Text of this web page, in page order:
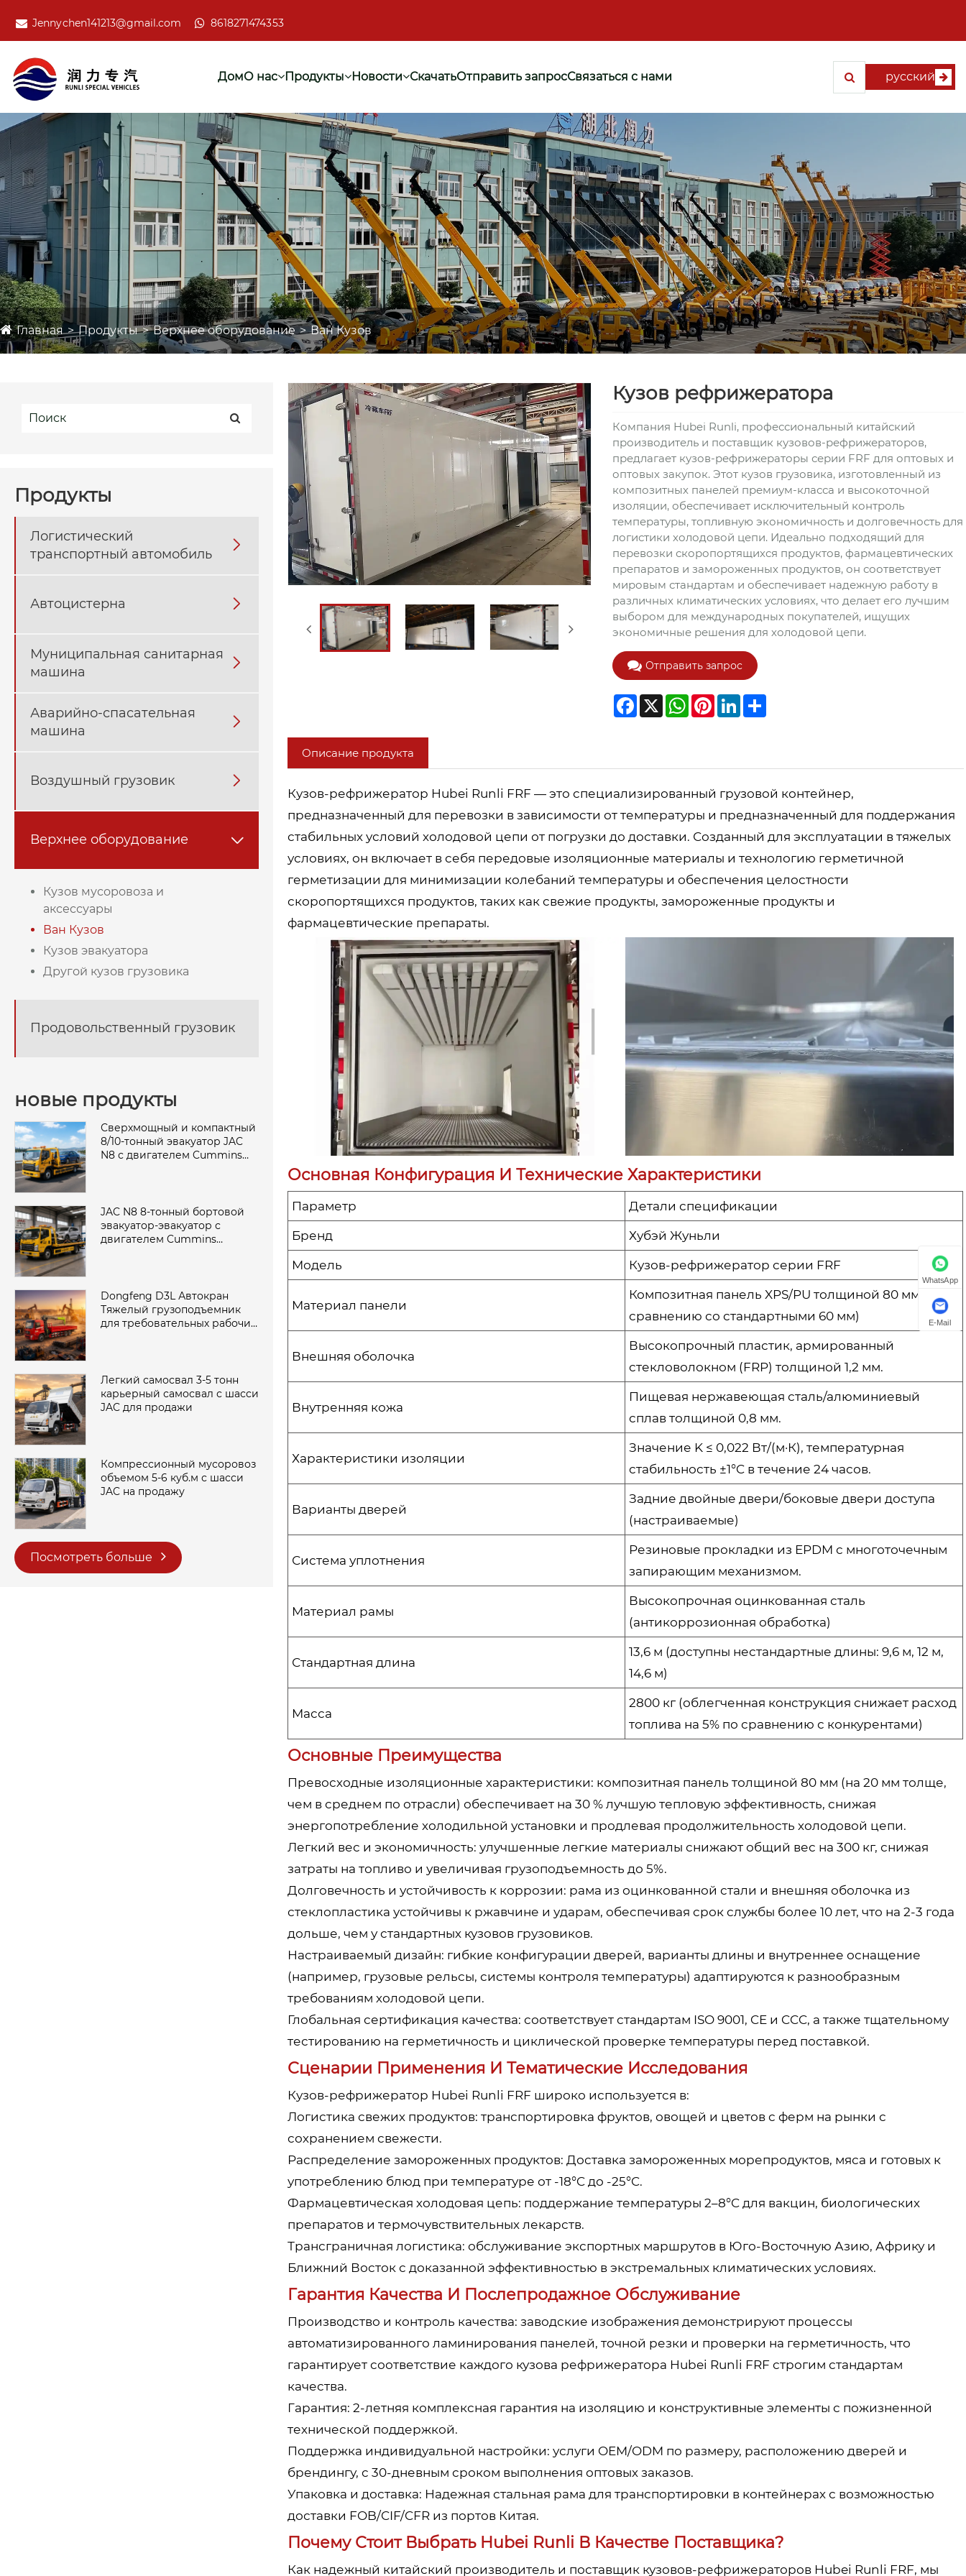
Jennychen141213@gmail.com 8618271474353
ДомО нас Продукты Новости СкачатьОтправить запросСвязаться с нами русский
Главная Продукты Верхнее оборудование Ван Кузов
Продукты
Логистический
транспортный автомобиль

Автоцистерна 
Муниципальная санитарная
машина

Аварийно-спасательная
машина

Воздушный грузовик 
Верхнее оборудование 
Кузов мусоровоза и
аксессуары
Ван Кузов
Кузов эвакуатора
Другой кузов грузовика
Продовольственный грузовик
новые продукты
Сверхмощный и компактный
8/10-тонный эвакуатор JAC
N8 с двигателем Cummins
JAC N8 8-тонный бортовой
эвакуатор-эвакуатор с
двигателем Cummins
Dongfeng D3L Автокран
Тяжелый грузоподъемник
для требовательных рабочих
Легкий самосвал 3-5 тонн
карьерный самосвал с шасси
JAC для продажи
Компрессионный мусоровоз
объемом 5-6 куб.м с шасси
JAC на продажу
Посмотреть больше
Кузов рефрижератора
Компания Hubei Runli, профессиональный китайский
производитель и поставщик кузовов-рефрижераторов,
предлагает кузов-рефрижераторы серии FRF для оптовых и
оптовых закупок. Этот кузов грузовика, изготовленный из
композитных панелей премиум-класса и высокоточной
изоляции, обеспечивает исключительный контроль
температуры, топливную экономичность и долговечность для
логистики холодовой цепи. Идеально подходящий для
перевозки скоропортящихся продуктов, фармацевтических
препаратов и замороженных продуктов, он соответствует
мировым стандартам и обеспечивает надежную работу в
различных климатических условиях, что делает его лучшим
выбором для международных покупателей, ищущих
экономичные решения для холодовой цепи.
Отправить запрос
Facebook
X WhatsApp
PinterestLinkedIn
Share
Описание продукта
Кузов-рефрижератор Hubei Runli FRF — это специализированный грузовой контейнер,
предназначенный для перевозки в зависимости от температуры и предназначенный для поддержания
стабильных условий холодовой цепи от погрузки до доставки. Созданный для эксплуатации в тяжелых
условиях, он включает в себя передовые изоляционные материалы и технологию герметичной
герметизации для минимизации колебаний температуры и обеспечения целостности
скоропортящихся продуктов, таких как свежие продукты, замороженные продукты и
фармацевтические препараты.
Основная Конфигурация И Технические Характеристики
Параметр Детали спецификации
Бренд Хубэй Жуньли
Модель Кузов-рефрижератор серии FRF
Материал панели
Композитная панель XPS/PU толщиной 80 мм (по
сравнению со стандартными 60 мм)
Внешняя оболочка
Высокопрочный пластик, армированный
стекловолокном (FRP) толщиной 1,2 мм.
Внутренняя кожа
Пищевая нержавеющая сталь/алюминиевый
сплав толщиной 0,8 мм.
Характеристики изоляции
Значение K ≤ 0,022 Вт/(м·К), температурная
стабильность ±1°C в течение 24 часов.
Варианты дверей
Задние двойные двери/боковые двери доступа
(настраиваемые)
Система уплотнения
Резиновые прокладки из EPDM с многоточечным
запирающим механизмом.
Материал рамы
Высокопрочная оцинкованная сталь
(антикоррозионная обработка)
Стандартная длина
13,6 м (доступны нестандартные длины: 9,6 м, 12 м,
14,6 м)
Масса
2800 кг (облегченная конструкция снижает расход
топлива на 5% по сравнению с конкурентами)
Основные Преимущества
Превосходные изоляционные характеристики: композитная панель толщиной 80 мм (на 20 мм толще,
чем в среднем по отрасли) обеспечивает на 30 % лучшую тепловую эффективность, снижая
энергопотребление холодильной установки и продлевая продолжительность холодовой цепи.
Легкий вес и экономичность: улучшенные легкие материалы снижают общий вес на 300 кг, снижая
затраты на топливо и увеличивая грузоподъемность до 5%.
Долговечность и устойчивость к коррозии: рама из оцинкованной стали и внешняя оболочка из
стеклопластика устойчивы к ржавчине и ударам, обеспечивая срок службы более 10 лет, что на 2-3 года
дольше, чем у стандартных кузовов грузовиков.
Настраиваемый дизайн: гибкие конфигурации дверей, варианты длины и внутреннее оснащение
(например, грузовые рельсы, системы контроля температуры) адаптируются к разнообразным
требованиям холодовой цепи.
Глобальная сертификация качества: соответствует стандартам ISO 9001, CE и CCC, а также тщательному
тестированию на герметичность и циклической проверке температуры перед поставкой.
Сценарии Применения И Тематические Исследования
Кузов-рефрижератор Hubei Runli FRF широко используется в:
Логистика свежих продуктов: транспортировка фруктов, овощей и цветов с ферм на рынки с
сохранением свежести.
Распределение замороженных продуктов: Доставка замороженных морепродуктов, мяса и готовых к
употреблению блюд при температуре от -18°C до -25°C.
Фармацевтическая холодовая цепь: поддержание температуры 2–8°C для вакцин, биологических
препаратов и термочувствительных лекарств.
Трансграничная логистика: обслуживание экспортных маршрутов в Юго-Восточную Азию, Африку и
Ближний Восток с доказанной эффективностью в экстремальных климатических условиях.
Гарантия Качества И Послепродажное Обслуживание
Производство и контроль качества: заводские изображения демонстрируют процессы
автоматизированного ламинирования панелей, точной резки и проверки на герметичность, что
гарантирует соответствие каждого кузова рефрижератора Hubei Runli FRF строгим стандартам
качества.
Гарантия: 2-летняя комплексная гарантия на изоляцию и конструктивные элементы с пожизненной
технической поддержкой.
Поддержка индивидуальной настройки: услуги OEM/ODM по размеру, расположению дверей и
брендингу, с 30-дневным сроком выполнения оптовых заказов.
Упаковка и доставка: Надежная стальная рама для транспортировки в контейнерах с возможностью
доставки FOB/CIF/CFR из портов Китая.
Почему Стоит Выбрать Hubei Runli В Качестве Поставщика?
Как надежный китайский производитель и поставщик кузовов-рефрижераторов Hubei Runli FRF, мы
WhatsApp
E-Mail